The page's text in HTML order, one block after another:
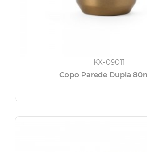
KX-09011
Copo Parede Dupla